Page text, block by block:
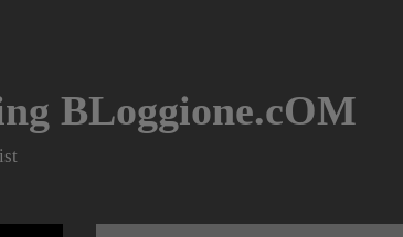
BLoggione.cOM